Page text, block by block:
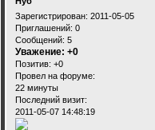
Зарегистрирован: 2011-05-05
Приглашений: 0
Сообщений: 5
Уважение: +0
Позитив: +0
Провел на форуме:
22 минуты
Последний визит:
2011-05-07 14:48:19